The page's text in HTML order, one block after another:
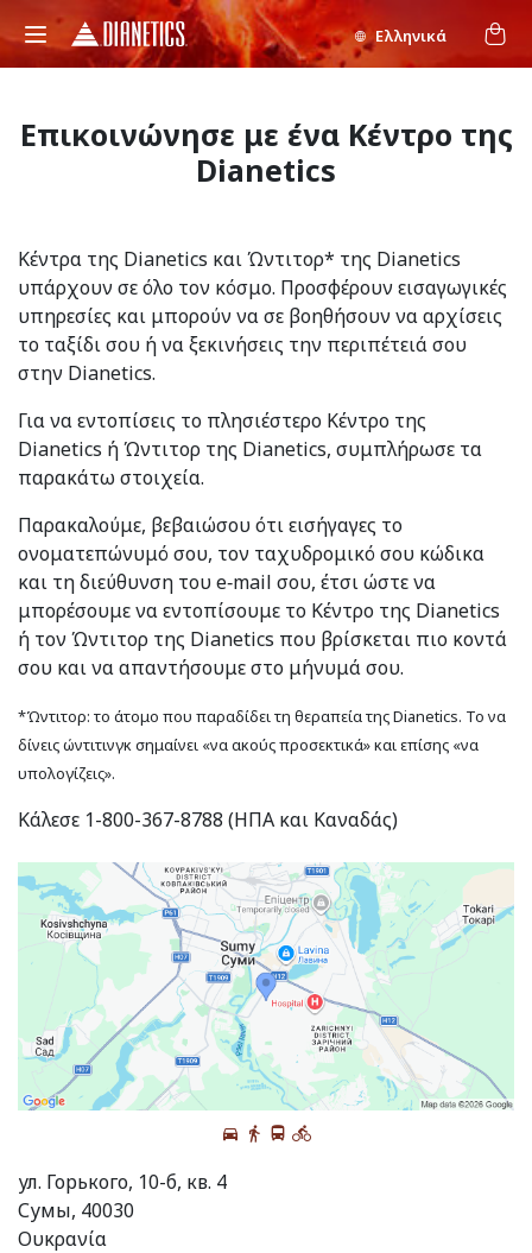
Ελληνικά
Επικοινώνησε με ένα Κέντρο της
Dianetics
Κέντρα της Dianetics και Ώντιτορ* της Dianetics
υπάρχουν σε όλο τον κόσμο. Προσφέρουν εισαγωγικές
υπηρεσίες και μπορούν να σε βοηθήσουν να αρχίσεις
το ταξίδι σου ή να ξεκινήσεις την περιπέτειά σου
στην Dianetics.
Για να εντοπίσεις το πλησιέστερο Κέντρο της
Dianetics ή Ώντιτορ της Dianetics, συμπλήρωσε τα
παρακάτω στοιχεία.
Παρακαλούμε, βεβαιώσου ότι εισήγαγες το
ονοματεπώνυμό σου, τον ταχυδρομικό σου κώδικα
και τη διεύθυνση του e‑mail σου, έτσι ώστε να
μπορέσουμε να εντοπίσουμε το Κέντρο της Dianetics
ή τον Ώντιτορ της Dianetics που βρίσκεται πιο κοντά
σου και να απαντήσουμε στο μήνυμά σου.
*Ώντιτορ: το άτομο που παραδίδει τη θεραπεία της Dianetics. Το να
δίνεις ώντιτινγκ σημαίνει «να ακούς προσεκτικά» και επίσης «να
υπολογίζεις».
Κάλεσε 1-800-367-8788 (ΗΠΑ και Καναδάς)
ул. Горького, 10-б, кв. 4
Сумы, 40030
Ουκρανία